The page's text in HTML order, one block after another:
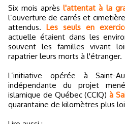
Six mois aprèsl'attentat à la
l’ouverture de carrés et
attendus. Les seuls en
actuelle étaient dans les
souvent les familles vivant
rapatrier leurs morts à l'étranger.
L’initiative opérée à Saint-
indépendante du projet
islamique de Québec (CCIQ) à
quarantaine de kilomètres plus